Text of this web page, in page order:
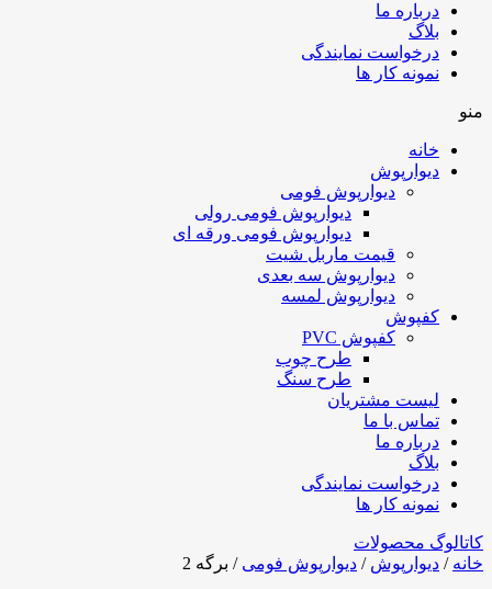
درباره ما
بلاگ
درخواست نمایندگی
نمونه کار ها
منو
خانه
دیوارپوش
دیوارپوش فومی
دیوارپوش فومی رولی
دیوارپوش فومی ورقه ای
قیمت ماربل شیت
دیوارپوش سه بعدی
دیوارپوش لمسه
کفپوش
کفپوش PVC
طرح چوب
طرح سنگ
لیست مشتریان
تماس با ما
درباره ما
بلاگ
درخواست نمایندگی
نمونه کار ها
کاتالوگ محصولات
خانه / دیوارپوش / دیوارپوش فومی / برگه 2